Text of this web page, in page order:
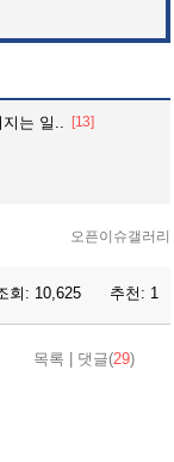
는 일.. [13]
오픈이슈갤러리
회: 10,625 추천: 1
목록 댓글(29)